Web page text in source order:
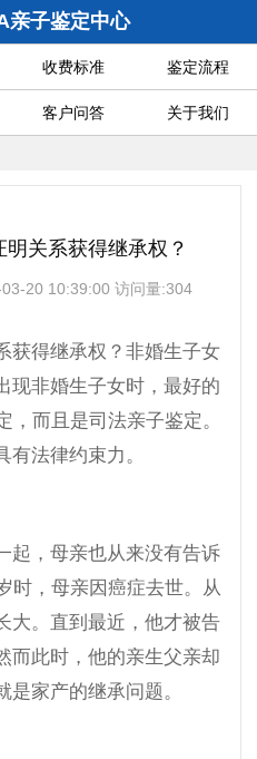
亲子鉴定中心
收费标准 鉴定流程
客户问答 关于我们
关系获得继承权？
20 10:39:00 访问量:304
得继承权？非婚生子女
现非婚生子女时，最好的
，而且是司法亲子鉴定。
有法律约束力。
，母亲也从来没有告诉
时，母亲因癌症去世。从
大。直到最近，他才被告
而此时，他的亲生父亲却
家产的继承问题。